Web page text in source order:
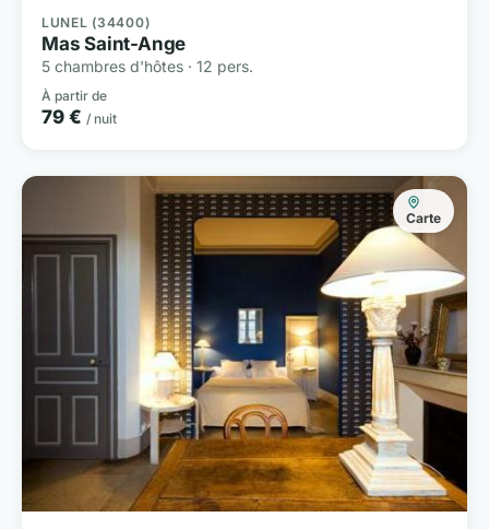
LUNEL (34400)
Mas Saint-Ange
5 chambres d'hôtes · 12 pers.
À partir de
79 € / nuit
Carte